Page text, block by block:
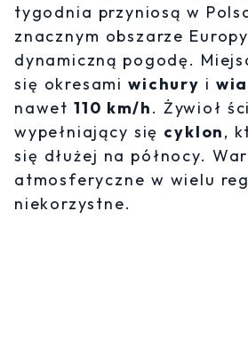
tygodnia przyniosą w
znacznym obszarze
dynamiczną pogodę.
się okresamiwichury i
nawet110 km/h. Żywioł
wypełniający się cyklon,
się dłużej na północy.
atmosferyczne w wielu
niekorzystne.